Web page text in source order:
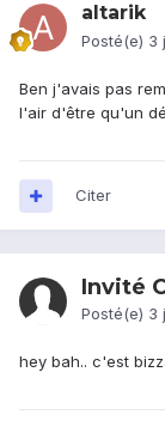
altarik
Posté(e) 3
Ben j'avais pas
l'air d'être qu'un
Citer
Invité
Posté(e) 3
hey bah.. c'est